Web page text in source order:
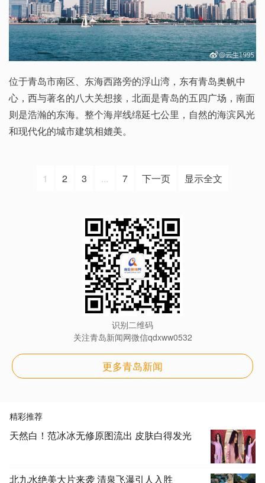
位于青岛市南区、东海西路旁的浮山湾，东有青岛奥帆中
心，西与著名的八大关想接，北面是青岛的五四广场，南面
则是浩瀚的东海。整个海岸线绵延七公里，自然的海滨风光
和现代化的城市建筑相媲美。
1 2 3 ... 7 下一页 显示全文
识别二维码
关注青岛新闻网微信qdxww0532
更多青岛新闻
精彩推荐
天然白！范冰冰无修原图流出 皮肤白得发光
北九水绝美大片来袭 清泉飞瀑引人入胜